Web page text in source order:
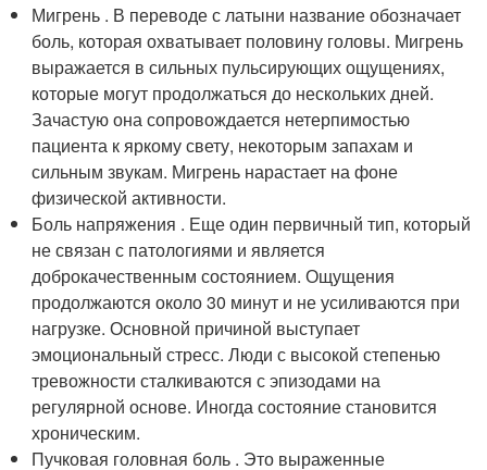
Мигрень . В переводе с латыни название обозначает
боль, которая охватывает половину головы. Мигрень
выражается в сильных пульсирующих ощущениях,
которые могут продолжаться до нескольких дней.
Зачастую она сопровождается нетерпимостью
пациента к яркому свету, некоторым запахам и
сильным звукам. Мигрень нарастает на фоне
физической активности.
Боль напряжения . Еще один первичный тип, который
не связан с патологиями и является
доброкачественным состоянием. Ощущения
продолжаются около 30 минут и не усиливаются при
нагрузке. Основной причиной выступает
эмоциональный стресс. Люди с высокой степенью
тревожности сталкиваются с эпизодами на
регулярной основе. Иногда состояние становится
хроническим.
Пучковая головная боль . Это выраженные